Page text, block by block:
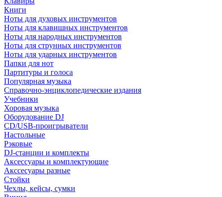
Книги
Ноты для духовых инструментов
Ноты для клавишных инструментов
Ноты для народных инструментов
Ноты для струнных инструментов
Ноты для ударных инструментов
Папки для нот
Партитуры и голоса
Популярная музыка
Справочно-энциклопедические издания
Учебники
Хоровая музыка
Оборудование DJ
CD/USB-проигрыватели
Настольные
Рэковые
DJ-станции и комплекты
Аксессуары и комплектующие
Акссесуары разные
Стойки
Чехлы, кейсы, сумки